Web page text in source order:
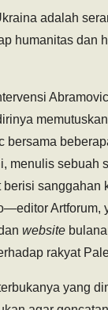
adalah
humanitas dan
bersama
menulis sebuah
berisi sanggahan
Artforum,
website
rakyat
yang